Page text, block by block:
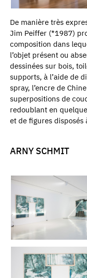
De manière très
Jim Peiffer (*1987)
composition dans
l’objet présent ou
dessinées sur bois,
supports, à l’aide de
spray, l’encre de
superpositions de
redoublant en
et de figures disposés
ARNY SCHMIT